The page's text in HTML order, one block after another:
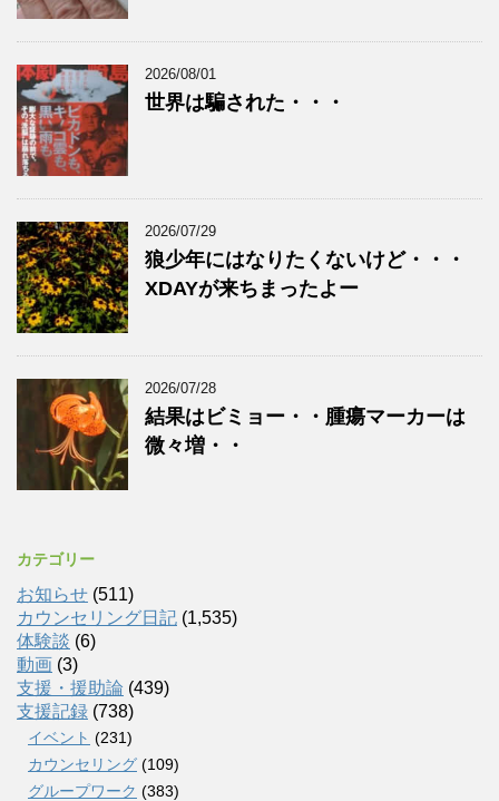
2026/08/01
世界は騙された・・・
2026/07/29
狼少年にはなりたくないけど・・・
XDAYが来ちまったよー
2026/07/28
結果はビミョー・・腫瘍マーカーは
微々増・・
カテゴリー
お知らせ (511)
カウンセリング日記 (1,535)
体験談 (6)
動画 (3)
支援・援助論 (439)
支援記録 (738)
イベント (231)
カウンセリング (109)
グループワーク (383)